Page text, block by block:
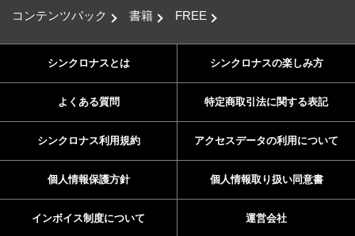
コンテンツパック
書籍 FREE
シンクロナスとは シンクロナスの楽しみ方
よくある質問 特定商取引法に関する表記
シンクロナス利用規約 アクセスデータの利用について
個人情報保護方針 個人情報取り扱い同意書
インボイス制度について 運営会社